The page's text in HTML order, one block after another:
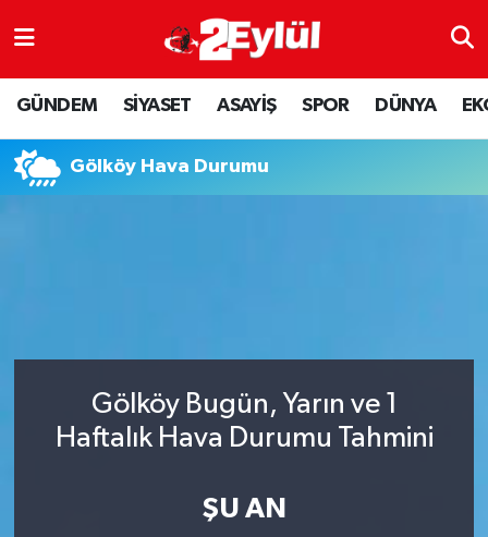
GÜNDEM SİYASET ASAYİŞ SPOR DÜNYA
Gölköy Hava Durumu
Gölköy Bugün, Yarın ve 1
Haftalık Hava Durumu Tahmini
ŞU AN
ASAYİŞ
DÜNYA
EKONOMİ
SİYASET
SPOR
Nöbetçi Eczaneler
Hava Durumu
Eskişehir Namaz Vakitleri
Tüm Manşetler
Son Dakika Haberleri